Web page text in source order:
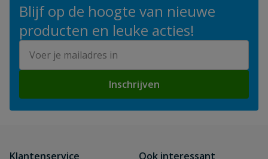
Blijf op de hoogte van nieuwe
producten en leuke acties!
Inschrijven
Klantenservice
Ook interessant